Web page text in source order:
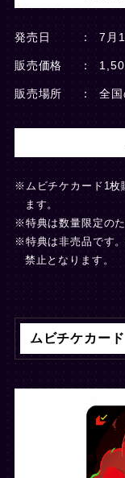
発売日 7月
販売価格
販売場所 全
※ムビチケカード1枚
ます。
※特典は数量限定の
※特典は非売品です
禁止となります。
ムビチケカード